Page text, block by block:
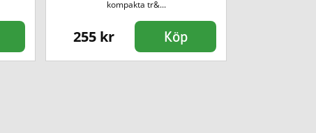
kompakta tr&...
255 kr Köp